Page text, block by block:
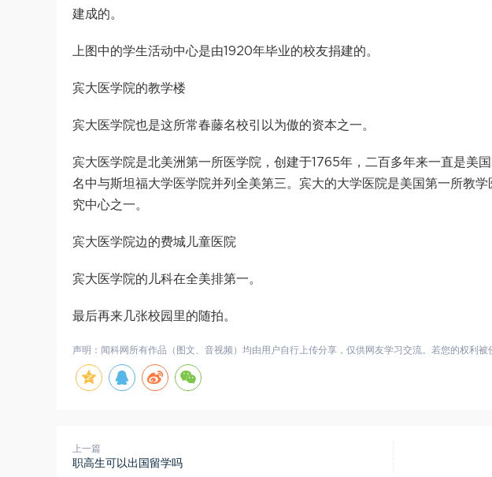
建成的。
上图中的学生活动中心是由1920年毕业的校友捐建的。
宾大医学院的教学楼
宾大医学院也是这所常春藤名校引以为傲的资本之一。
宾大医学院是北美洲第一所医学院，创建于1765年，二百多年来一直是美
名中与斯坦福大学医学院并列全美第三。宾大的大学医院是美国第一所教
究中心之一。
宾大医学院边的费城儿童医院
宾大医学院的儿科在全美排第一。
最后再来几张校园里的随拍。
声明：闻科网所有作品（图文、音视频）均由用户自行上传分享，仅供网友学习交流。若您的权利
上一篇
职高生可以出国留学吗